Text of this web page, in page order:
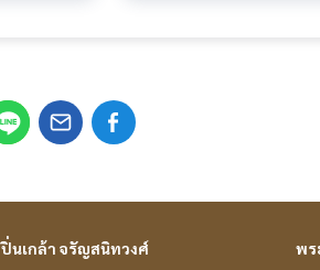
ปิ่นเกล้า จรัญสนิทวงศ์
พร